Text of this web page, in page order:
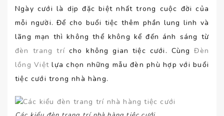
Ngày cưới là dịp đặc biệt nhất trong cuộc đời của
mỗi người. Để cho buổi tiệc thêm phần lung linh và
lãng mạn thì không thể không kể đến ánh sáng từ
đèn trang trí cho không gian tiệc cưới. CùngĐèn
lồng Việt lựa chọn những mẫu đèn phù hợp với buổi
tiệc cưới trong nhà hàng.